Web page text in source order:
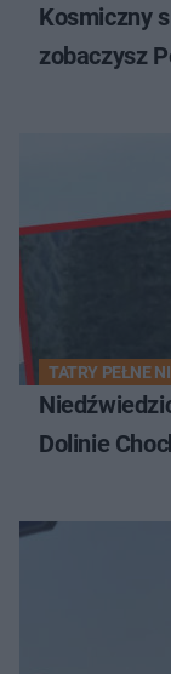
Kosmiczny
zobaczysz
TATRY PEŁNE
Dolinie